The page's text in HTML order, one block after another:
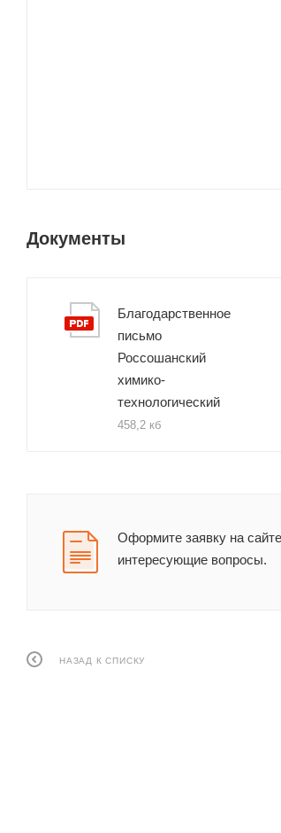
Документы
Благодарственное
письмо
Россошанский
химико-
технологический
458,2 кб
Оформите заявку на
интересующие вопросы.
НАЗАД К СПИСКУ